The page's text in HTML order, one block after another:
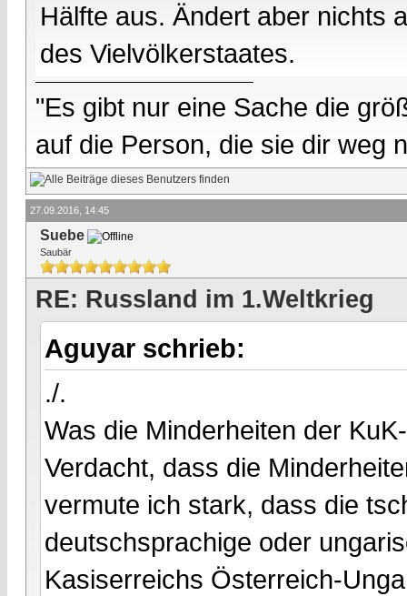
Hälfte aus. Ändert aber nichts
des Vielvölkerstaates.
"Es gibt nur eine Sache die
auf die Person, die sie dir weg
27.09.2016, 14:45
Suebe
Saubär
RE: Russland im 1.Weltkrieg
Aguyar schrieb:
./.
Was die Minderheiten der
Verdacht, dass die
vermute ich stark, dass die
deutschsprachige oder
Kasiserreichs Österreich-